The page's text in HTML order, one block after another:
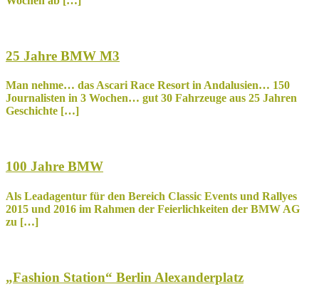
25 Jahre BMW M3
Man nehme… das Ascari Race Resort in Andalusien… 150
Journalisten in 3 Wochen… gut 30 Fahrzeuge aus 25 Jahren
Geschichte […]
100 Jahre BMW
Als Leadagentur für den Bereich Classic Events und Rallyes
2015 und 2016 im Rahmen der Feierlichkeiten der BMW AG
zu […]
„Fashion Station“ Berlin Alexanderplatz